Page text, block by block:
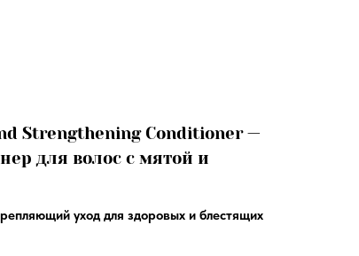
Strengthening Conditioner —
для волос с мятой и
уход для здоровых и блестящих